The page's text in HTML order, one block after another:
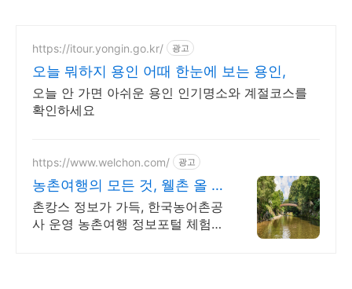
https://itour.yongin.go.kr/ 광고
오늘 뭐하지 용인 어때 한눈에 보는 용인,
오늘 안 가면 아쉬운 용인 인기명소와 계절코스를
확인하세요
https://www.welchon.com/ 광고
농촌여행의 모든 것, 웰촌 올 여
름 여행은 농촌으로!
촌캉스 정보가 가득, 한국농어촌공
사 운영 농촌여행 정보포털 체험/